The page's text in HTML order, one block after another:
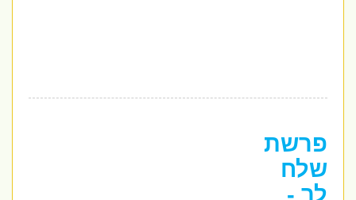
פרשת
שלח
לך -